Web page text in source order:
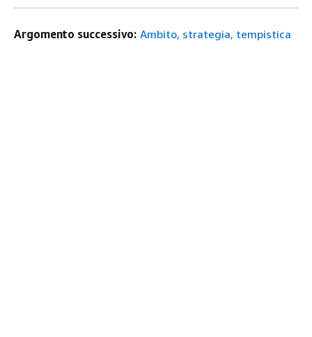
Argomento successivo: Ambito, strategia, tempistica